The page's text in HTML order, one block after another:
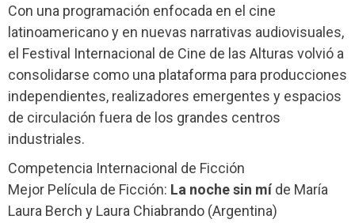
Con una programación enfocada en el cine
latinoamericano y en nuevas narrativas audiovisuales,
el Festival Internacional de Cine de las Alturas volvió a
consolidarse como una plataforma para producciones
independientes, realizadores emergentes y espacios
de circulación fuera de los grandes centros
industriales.
Competencia Internacional de Ficción
Mejor Película de Ficción: La noche sin míde María
Laura Berch y Laura Chiabrando (Argentina)